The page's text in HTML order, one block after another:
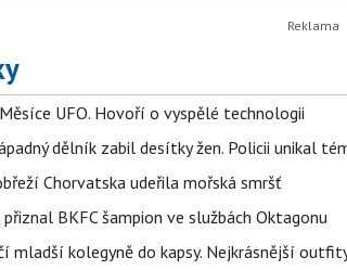
UFO. Hovoří o vyspělé technologii
dělník zabil desítky žen. Policii unikal
Chorvatska udeřila mořská smršť
BKFC šampion ve službách Oktagonu
mladší kolegyně do kapsy. Nejkrásnější